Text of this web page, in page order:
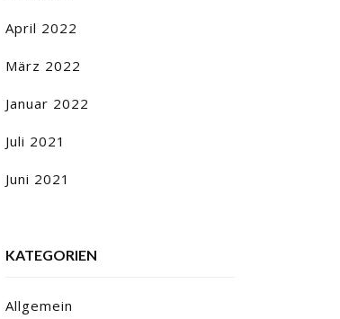
April 2022
März 2022
Januar 2022
Juli 2021
Juni 2021
KATEGORIEN
Allgemein